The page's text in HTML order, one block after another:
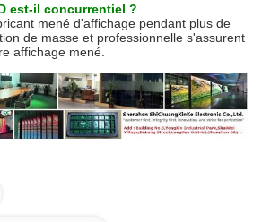
est-il concurrentiel ?
mené d'affichage pendant plus de
de masse et professionnelle s'assurent
affichage mené.